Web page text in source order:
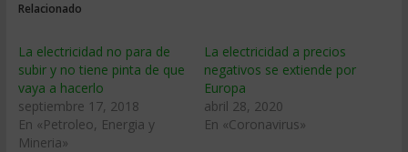
Relacionado
La electricidad no para de
subir y no tiene pinta de que
vaya a hacerlo
septiembre 17, 2018
En «Petroleo, Energia y
Mineria»
La electricidad a precios
negativos se extiende por
Europa
abril 28, 2020
En «Coronavirus»